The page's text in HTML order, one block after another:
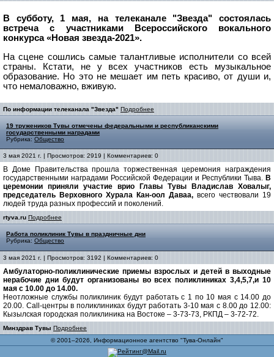
В субботу, 1 мая, на телеканале "Звезда" состоялась
встреча с участниками Всероссийского вокального
конкурса «Новая звезда-2021».
На сцене сошлись самые талантливые исполнители со всей
страны. Кстати, не у всех участников есть музыкальное
образование. Но это не мешает им петь красиво, от души и,
что немаловажно, вживую.
По информации телеканала "Звезда" Подробнее
19 тружеников Тувы отмечены федеральными и республиканскими
государственными наградами
Рубрика: Общество
3 мая 2021 г. | Просмотров: 2919 | Комментариев: 0
В Доме Правительства прошла торжественная церемония награждения
государственными наградами Российской Федерации и Республики Тыва. В
церемонии приняли участие врио Главы Тувы Владислав Ховалыг,
председатель Верховного Хурала Кан-оол Даваа, всего чествовали 19
людей труда разных профессий и поколений.
rtyva.ru Подробнее
Работа поликлиник Тувы в праздничные дни
Рубрика: Общество
3 мая 2021 г. | Просмотров: 3192 | Комментариев: 0
Амбулаторно-поликлинические приемы взрослых и детей в выходные
нерабочие дни будут организованы во всех поликлиниках 3,4,5,7,и 10
мая с 10.00 до 14.00.
Неотложные службы поликлиник будут работать с 1 по 10 мая с 14.00 до
20.00. Call-центры в поликлиниках будут работать 3-10 мая с 8.00 до 12.00:
Кызылская городская поликлиника на Востоке – 3-73-73, РКПД – 3-72-72.
Минздрав Тувы Подробнее
© 2001–2026, Информационное агентство "Тува-Онлайн"